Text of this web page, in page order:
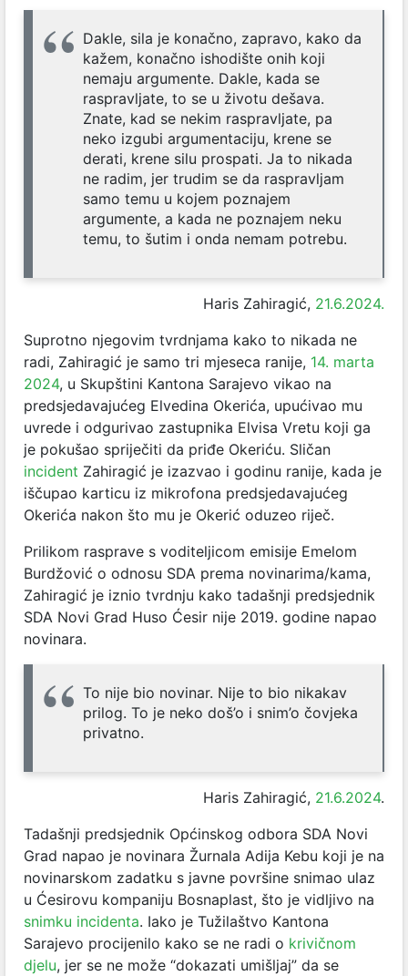
Dakle, sila je konačno, zapravo, kako da
kažem, konačno ishodište onih koji
nemaju argumente. Dakle, kada se
raspravljate, to se u životu dešava.
Znate, kad se nekim raspravljate, pa
neko izgubi argumentaciju, krene se
derati, krene silu prospati. Ja to nikada
ne radim, jer trudim se da raspravljam
samo temu u kojem poznajem
argumente, a kada ne poznajem neku
temu, to šutim i onda nemam potrebu.
Haris Zahiragić, 21.6.2024.
Suprotno njegovim tvrdnjama kako to nikada ne
radi, Zahiragić je samo tri mjeseca ranije, 14. marta
2024, u Skupštini Kantona Sarajevo vikao na
predsjedavajućeg Elvedina Okerića, upućivao mu
uvrede i odgurivao zastupnika Elvisa Vretu koji ga
je pokušao spriječiti da priđe Okeriću. Sličan
incident Zahiragić je izazvao i godinu ranije, kada je
iščupao karticu iz mikrofona predsjedavajućeg
Okerića nakon što mu je Okerić oduzeo riječ.
Prilikom rasprave s voditeljicom emisije Emelom
Burdžović o odnosu SDA prema novinarima/kama,
Zahiragić je iznio tvrdnju kako tadašnji predsjednik
SDA Novi Grad Huso Ćesir nije 2019. godine napao
novinara.
To nije bio novinar. Nije to bio nikakav
prilog. To je neko doš’o i snim’o čovjeka
privatno.
Haris Zahiragić, 21.6.2024.
Tadašnji predsjednik Općinskog odbora SDA Novi
Grad napao je novinara Žurnala Adija Kebu koji je na
novinarskom zadatku s javne površine snimao ulaz
u Ćesirovu kompaniju Bosnaplast, što je vidljivo na
snimku incidenta. Iako je Tužilaštvo Kantona
Sarajevo procijenilo kako se ne radi o krivičnom
djelu, jer se ne može “dokazati umišljaj” da se